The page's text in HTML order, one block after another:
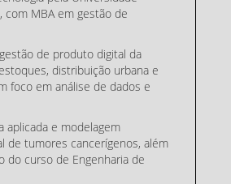
com MBA em gestão de
de produto digital da
distribuição urbana e
foco em análise de dados e
aplicada e modelagem
de tumores cancerígenos, além
do curso de Engenharia de